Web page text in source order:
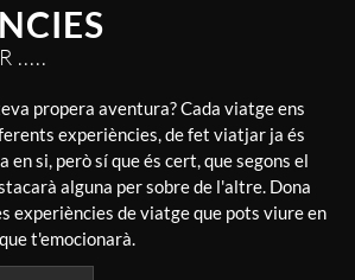
.....
propera aventura? Cada viatge ens
experiències, de fet viatjar ja és
en si, però sí que és cert, que segons el
alguna per sobre de l'altre. Dona
experiències de viatge que pots viure en
t'emocionarà.